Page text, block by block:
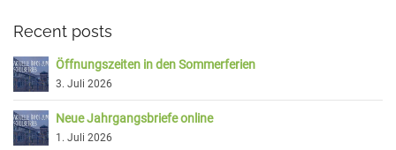
Recent posts
Öffnungszeiten in den Sommerferien
3. Juli 2026
Neue Jahrgangsbriefe online
1. Juli 2026